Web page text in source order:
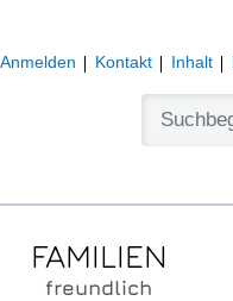
Anmelden Kontakt Inhalt
FAMILIEN
freundlich